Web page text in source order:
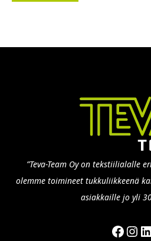
”Teva-Team Oy on tekstiilialalle
olemme toimineet tukkuliikkeenä
asiakkaille jo yli